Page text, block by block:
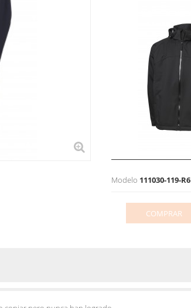
Modelo 111030-119-R6
COMPRAR